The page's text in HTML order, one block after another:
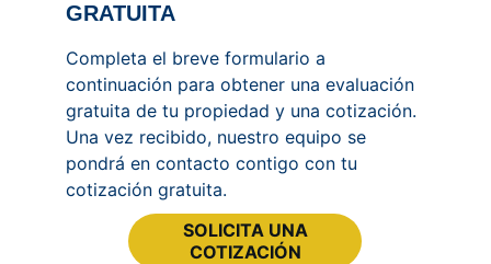
SOLICITA UNA
COTIZACIÓN
GRATUITA
Completa el breve formulario a
continuación para obtener una evaluación
gratuita de tu propiedad y una cotización.
Una vez recibido, nuestro equipo se
pondrá en contacto contigo con tu
cotización gratuita.